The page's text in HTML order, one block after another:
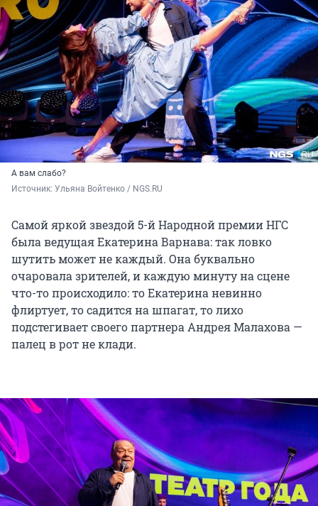
А вам слабо?
Источник: Ульяна Войтенко / NGS.RU
Самой яркой звездой 5-й Народной премии НГС
была ведущая Екатерина Варнава: так ловко
шутить может не каждый. Она буквально
очаровала зрителей, и каждую минуту на сцене
что-то происходило: то Екатерина невинно
флиртует, то садится на шпагат, то лихо
подстегивает своего партнера Андрея Малахова —
палец в рот не клади.